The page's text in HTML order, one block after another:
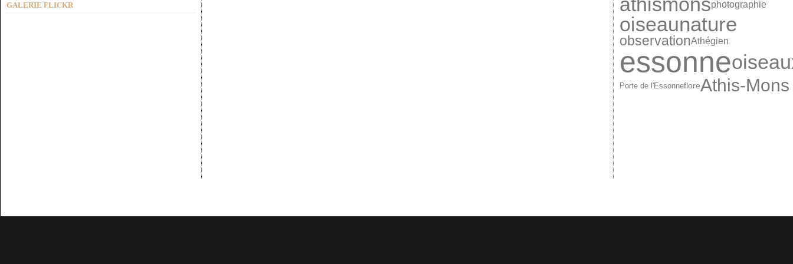
GALERIE FLICKR athismonsphotographie
oiseaunature
observationAthégien
essonne
Porte de l'EssonnefloreAthis-Mons